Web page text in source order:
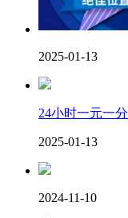
2025-01-13
24小时一元一
2025-01-13
2024-11-10